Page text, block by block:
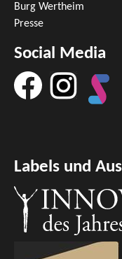
Burg Wertheim
Presse
Social Media
Labels und